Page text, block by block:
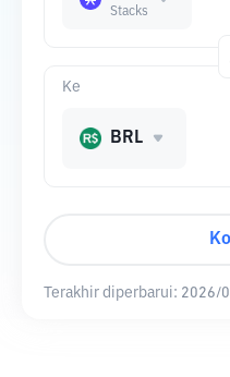
Stacks
Ke
BRL
Terakhir diperbarui: 2026/